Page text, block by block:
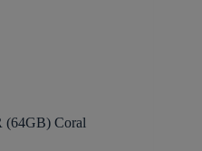
(64GB) Coral